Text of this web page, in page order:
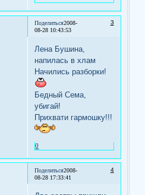
Поделиться 3
2008-
08-28 10:43:53
Лена Бушина,
напилась в хлам
Начились разборки!
Бедный Сема,
убигай!
Прихвати гармошку!!!
0
Поделиться 4
2008-
08-28 17:33:41